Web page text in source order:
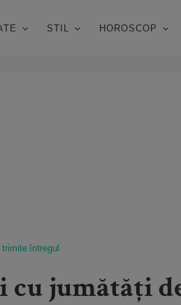
STIL HOROSCOP
întregul
jumătăți